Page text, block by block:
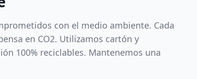
con el medio ambiente. Cada
en CO2. Utilizamos cartón y
100% reciclables. Mantenemos una